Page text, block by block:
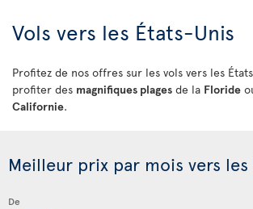
Vols vers les États-Unis
Profitez de nos offres sur les vols vers les
profiter des magnifiques plages de la Floride
Californie.
Meilleur prix par mois vers
De